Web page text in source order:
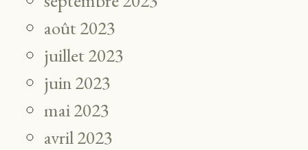
août 2023
juillet 2023
juin 2023
mai 2023
avril 2023